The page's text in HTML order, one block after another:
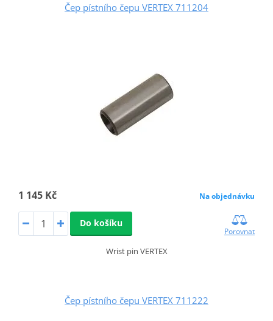
Čep pístního čepu VERTEX 711204
1 145 Kč Na objednávku
Do košíku
Porovnat
Wrist pin VERTEX
Čep pístního čepu VERTEX 711222